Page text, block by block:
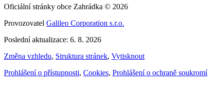
Oficiální stránky obce Zahrádka © 2026
Provozovatel Galileo Corporation s.r.o.
Poslední aktualizace: 6. 8. 2026
Změna vzhledu, Struktura stránek, Vytisknout
Prohlášení o přístupnosti, Cookies, Prohlášení o ochraně soukromí